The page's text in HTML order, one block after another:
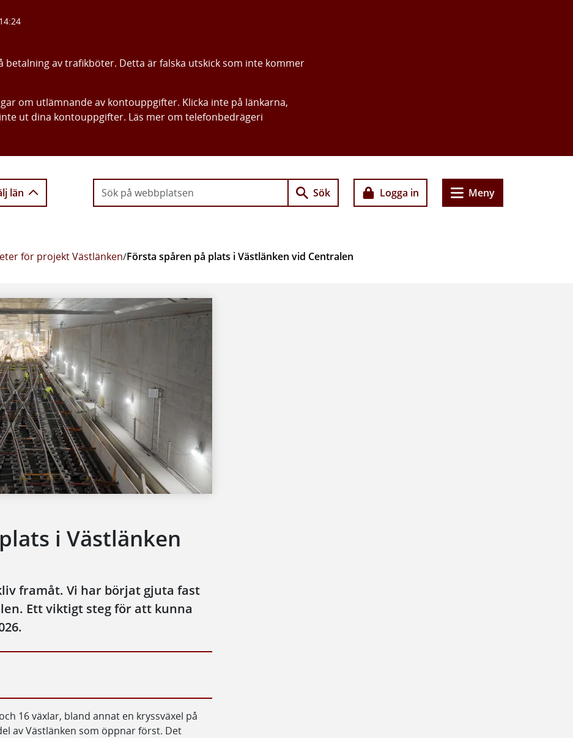
betalning av trafikböter. Detta är falska utskick som inte kommer
om utlämnande av kontouppgifter. Klicka inte på länkarna,
ut dina kontouppgifter. Läs mer om telefonbedrägeri
län Sök Logga in Meny
för projekt Västlänken/Första spåren på plats i Västlänken vid Centralen
i Västlänken
framåt. Vi har börjat gjuta fast
Ett viktigt steg för att kunna
16 växlar, bland annat en kryssväxel på
av Västlänken som öppnar först. Det